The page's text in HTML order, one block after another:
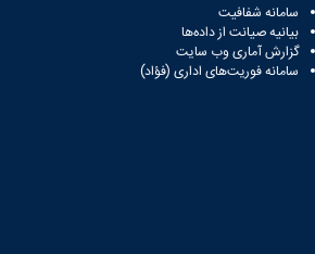
سامانه شفافیت
بیانیه صیانت از داده‌ها
گزارش آماری وب‌ سایت
سامانه فوریت‌های اداری (فؤاد)